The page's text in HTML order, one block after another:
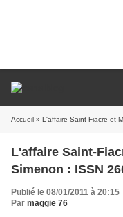
Accueil » L'affaire Saint-Fiacre et
L'affaire Saint-
Simenon : ISSN
Publié le 08/01/2011 à 20:15
Par maggie 76